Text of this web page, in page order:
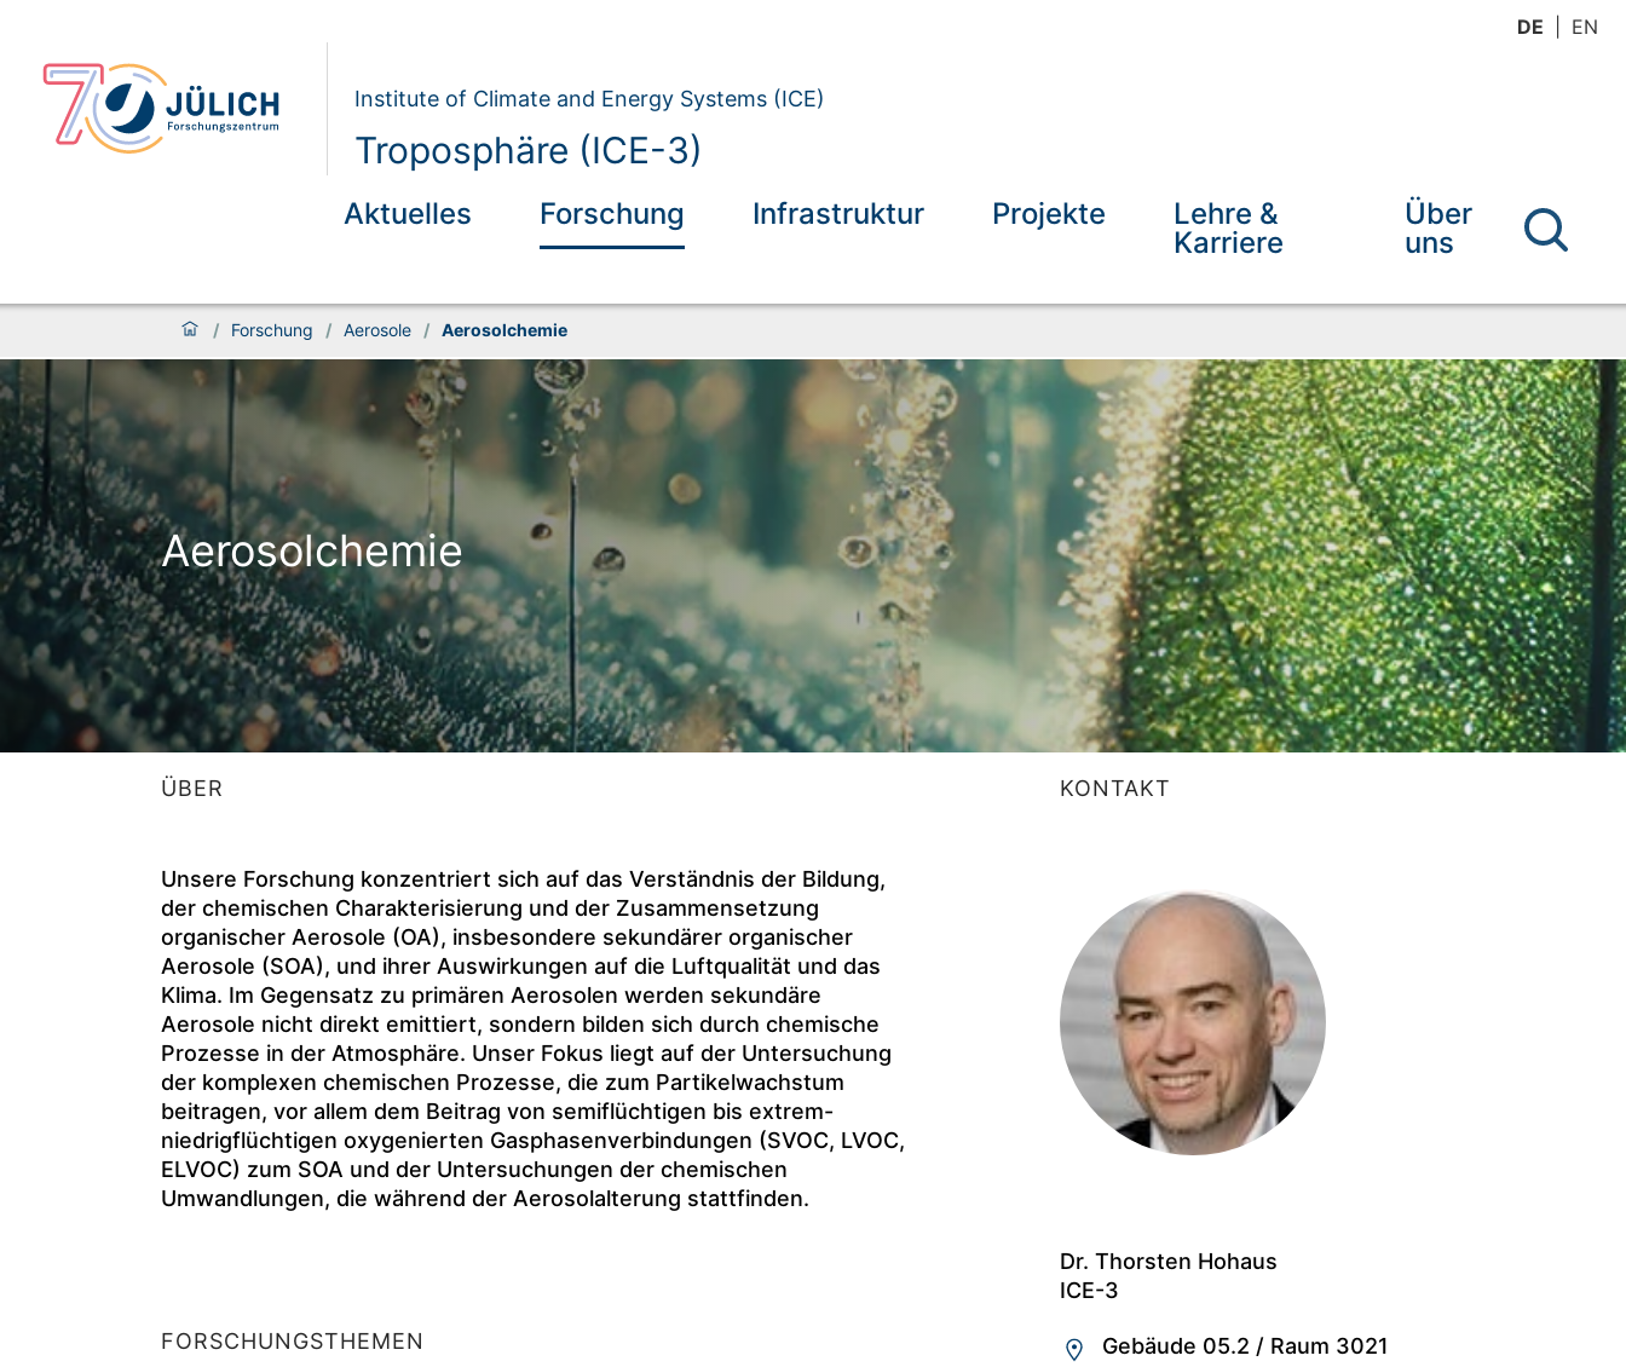
DE EN
Institute of Climate and Energy Systems (ICE)
Troposphäre (ICE-3)
Aktuelles Forschung Infrastruktur Projekte
Lehre &
Karriere
Über
uns
/ Forschung / Aerosole / Aerosolchemie
Aerosolchemie
ÜBER
Unsere Forschung konzentriert sich auf das Verständnis der Bildung,
der chemischen Charakterisierung und der Zusammensetzung
organischer Aerosole (OA), insbesondere sekundärer organischer
Aerosole (SOA), und ihrer Auswirkungen auf die Luftqualität und das
Klima. Im Gegensatz zu primären Aerosolen werden sekundäre
Aerosole nicht direkt emittiert, sondern bilden sich durch chemische
Prozesse in der Atmosphäre. Unser Fokus liegt auf der Untersuchung
der komplexen chemischen Prozesse, die zum Partikelwachstum
beitragen, vor allem dem Beitrag von semiflüchtigen bis extrem-
niedrigflüchtigen oxygenierten Gasphasenverbindungen (SVOC, LVOC,
ELVOC) zum SOA und der Untersuchungen der chemischen
Umwandlungen, die während der Aerosolalterung stattfinden.
FORSCHUNGSTHEMEN
KONTAKT
Dr. Thorsten Hohaus
ICE-3
Gebäude 05.2 / Raum 3021